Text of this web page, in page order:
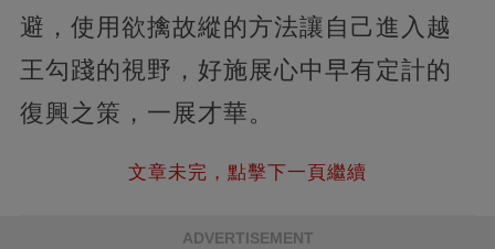
避，使用欲擒故縱的方法讓自己進入越
王勾踐的視野，好施展心中早有定計的
復興之策，一展才華。
文章未完，點擊下一頁繼續
ADVERTISEMENT